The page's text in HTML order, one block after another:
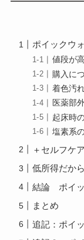
ポイックウ
値段が
購入に
着色汚
医薬部
起床時
塩素系
＋セルフケ
低所得だか
結論 ポイッ
まとめ
追記：ポイ